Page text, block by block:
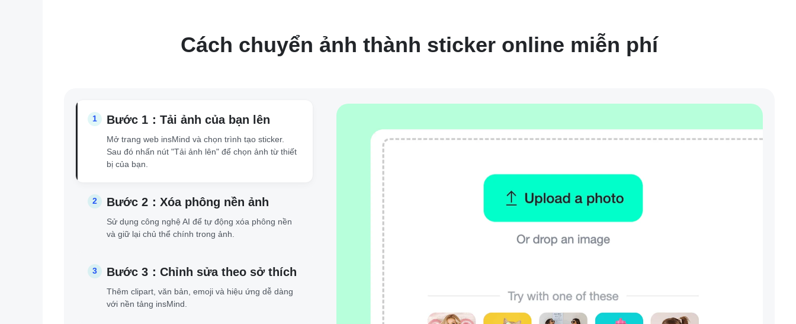
Cách chuyển ảnh thành sticker online miễn phí
1 Bước 1：Tải ảnh của bạn lên
Mở trang web insMind và chọn trình tạo sticker.
Sau đó nhấn nút "Tải ảnh lên" để chọn ảnh từ thiết
bị của bạn.
2 Bước 2：Xóa phông nền ảnh
Sử dụng công nghệ AI để tự động xóa phông nền
và giữ lại chủ thể chính trong ảnh.
3 Bước 3：Chỉnh sửa theo sở thích
Thêm clipart, văn bản, emoji và hiệu ứng dễ dàng
với nền tảng insMind.